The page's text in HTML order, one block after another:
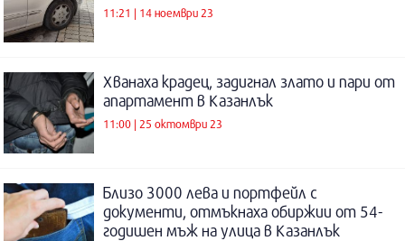
11:21 | 14 ноември 23
Хванаха крадец, задигнал злато и пари от
апартамент в Казанлък
11:00 | 25 октомври 23
Близо 3000 лева и портфейл с
документи, отмъкнаха обиржии от 54-
годишен мъж на улица в Казанлък